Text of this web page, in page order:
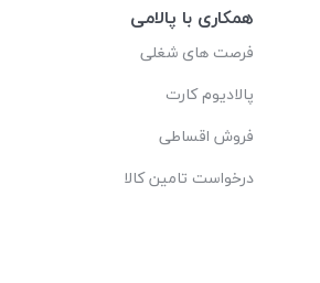
همکاری با پالامی
فرصت های شغلی
پالادیوم کارت
فروش اقساطی
درخواست تامین کالا